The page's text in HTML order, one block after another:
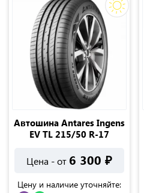
Автошина Antares Ingens
EV TL 215/50 R-17
Цена - от 6 300 ₽
Цену и наличие уточняйте: